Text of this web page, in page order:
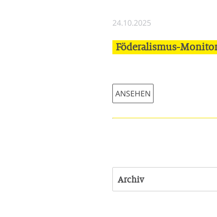
24.10.2025
Föderalismus-
ANSEHEN
Archiv